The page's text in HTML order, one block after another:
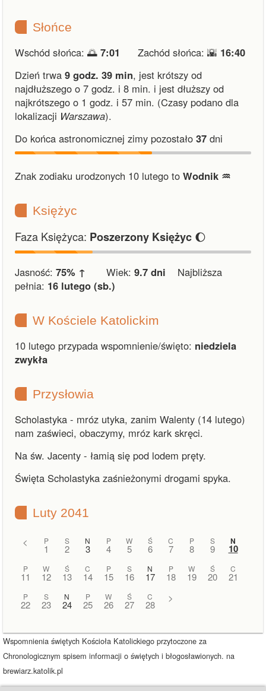
Słońce
Wschód słońca: 🌅 7:01 Zachód słońca: 🌇 16:40
Dzień trwa 9 godz. 39 min, jest krótszy od
najdłuższego o 7 godz. i 8 min. i jest dłuższy od
najkrótszego o 1 godz. i 57 min. (Czasy podano dla
lokalizacji Warszawa).
Do końca astronomicznej zimy pozostało 37 dni
Znak zodiaku urodzonych 10 lutego to Wodnik ♒︎
Księżyc
Faza Księżyca: Poszerzony Księżyc 🌔
Jasność: 75% ↑ Wiek: 9.7 dni Najbliższa
pełnia: 16 lutego (sb.)
W Kościele Katolickim
10 lutego przypada wspomnienie/święto: niedziela
zwykła
Przysłowia
Scholastyka - mróz utyka, zanim Walenty (14 lutego)
nam zaświeci, obaczymy, mróz kark skręci.
Na św. Jacenty - łamią się pod lodem pręty.
Święta Scholastyka zaśnieżonymi drogami spyka.
Luty 2041
< P
1
S
2
N
3
P
4
W
5
Ś
6
C
7
P
8
S
9
N
10
P
11
W
12
Ś
13
C
14
P
15
S
16
N
17
P
18
W
19
Ś
20
C
21
P
22
S
23
N
24
P
25
W
26
Ś
27
C
28
>
Wspomnienia świętych Kościoła Katolickiego przytoczone za
Chronologicznym spisem informacji o świętych i błogosławionych. na
brewiarz.katolik.pl